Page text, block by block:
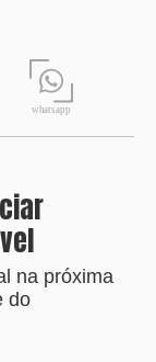
whatsapp
na próxima
do